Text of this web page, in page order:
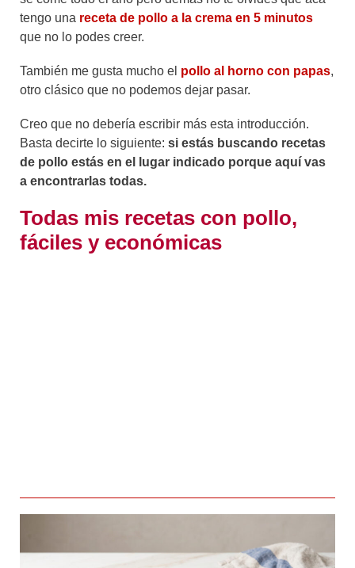
tengo una receta de pollo a la crema en 5 minutos
que no lo podes creer.
También me gusta mucho el pollo al horno con papas,
otro clásico que no podemos dejar pasar.
Creo que no debería escribir más esta introducción.
Basta decirte lo siguiente: si estás buscando recetas
de pollo estás en el lugar indicado porque aquí vas
a encontrarlas todas.
Todas mis recetas con pollo,
fáciles y económicas